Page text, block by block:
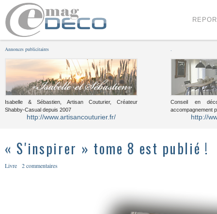
Annonces publicitaires
Isabelle & Sébastien, Artisan Couturier, Créateur
Shabby-Casual depuis 2007
http://www.artisancouturier.fr/
Conseil en
accompagnement
http://
« S'inspirer » tome 8 est publié !
Livre 2 commentaires